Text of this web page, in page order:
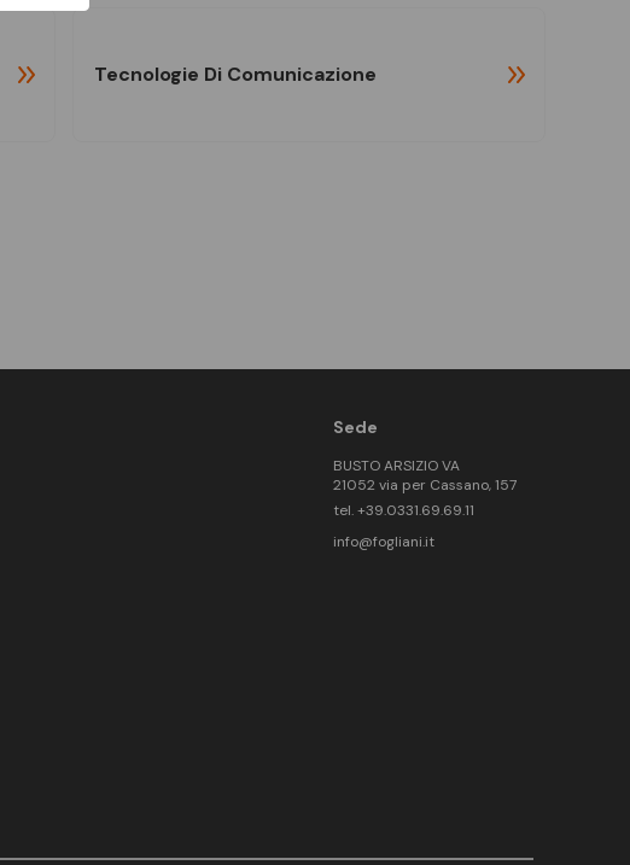
Tecnologie Di Comunicazione
Sede
BUSTO ARSIZIO VA
21052 via per Cassano, 157
tel. +39.0331.69.69.11
info@fogliani.it